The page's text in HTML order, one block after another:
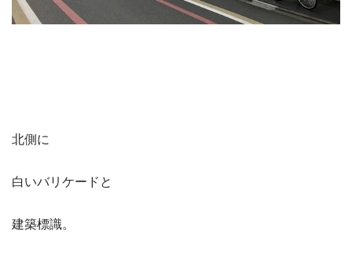
北側に
白いバリケードと
建築標識。